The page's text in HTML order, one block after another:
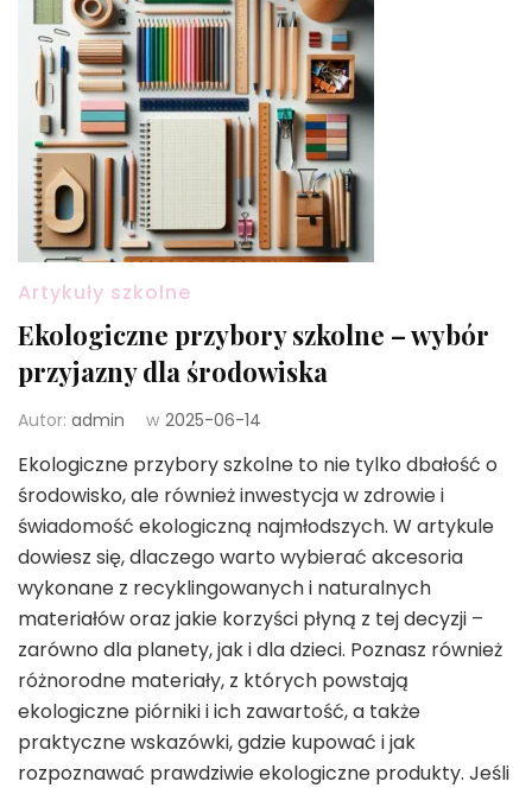
Artykuły szkolne
Ekologiczne przybory szkolne – wybór
przyjazny dla środowiska
Autor: admin w 2025-06-14
Ekologiczne przybory szkolne to nie tylko dbałość o
środowisko, ale również inwestycja w zdrowie i
świadomość ekologiczną najmłodszych. W artykule
dowiesz się, dlaczego warto wybierać akcesoria
wykonane z recyklingowanych i naturalnych
materiałów oraz jakie korzyści płyną z tej decyzji –
zarówno dla planety, jak i dla dzieci. Poznasz również
różnorodne materiały, z których powstają
ekologiczne piórniki i ich zawartość, a także
praktyczne wskazówki, gdzie kupować i jak
rozpoznawać prawdziwie ekologiczne produkty. Jeśli